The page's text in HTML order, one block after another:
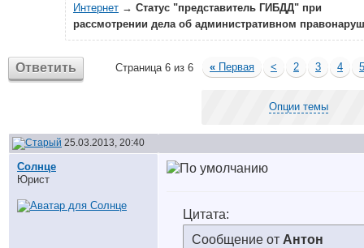
Интернет → Статус "представитель ГИБДД" при
рассмотрении дела об административном
Ответить Страница 6 из 6 « Первая < 2 3 4 5
Опции темы
25.03.2013, 20:40
Солнце
Юрист
Цитата:
Сообщение от Антон